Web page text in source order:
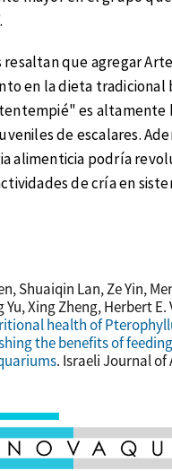
resaltan que agregar
en la dieta tradicional
es altamente
de escalares.
alimenticia podría
de cría en
Shuaiqin Lan, Ze Yin,
Yu, Xing Zheng, Herbert E.
health of
the benefits of
. Israeli Journal